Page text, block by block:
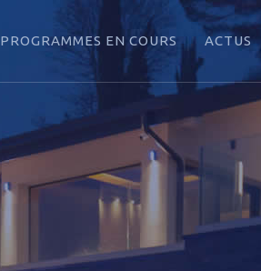
PROGRAMMES EN COURS ACTUS